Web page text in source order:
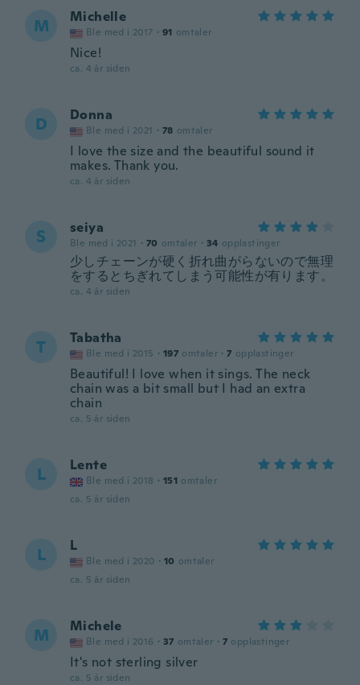
M Michelle
Ble med i 2017 · 91 omtaler
Nice!
ca. 4 år siden
D Donna
Ble med i 2021 · 78 omtaler
I love the size and the beautiful sound it
makes. Thank you.
ca. 4 år siden
S seiya
Ble med i 2021 · 70 omtaler · 34 opplastinger
少しチェーンが硬く折れ曲がらないので無理
をするとちぎれてしまう可能性が有ります。
ca. 4 år siden
T Tabatha
Ble med i 2015 · 197 omtaler · 7 opplastinger
Beautiful! I love when it sings. The neck
chain was a bit small but I had an extra
chain
ca. 5 år siden
L Lente
Ble med i 2018 · 151 omtaler
ca. 5 år siden
L L
Ble med i 2020 · 10 omtaler
ca. 5 år siden
M Michele
Ble med i 2016 · 37 omtaler · 7 opplastinger
It's not sterling silver
ca. 5 år siden